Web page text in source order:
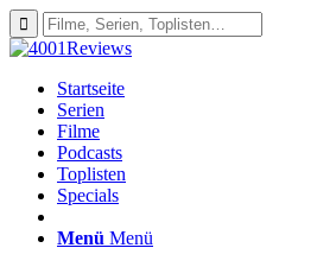
Startseite
Serien
Filme
Podcasts
Toplisten
Specials
Menü Menü